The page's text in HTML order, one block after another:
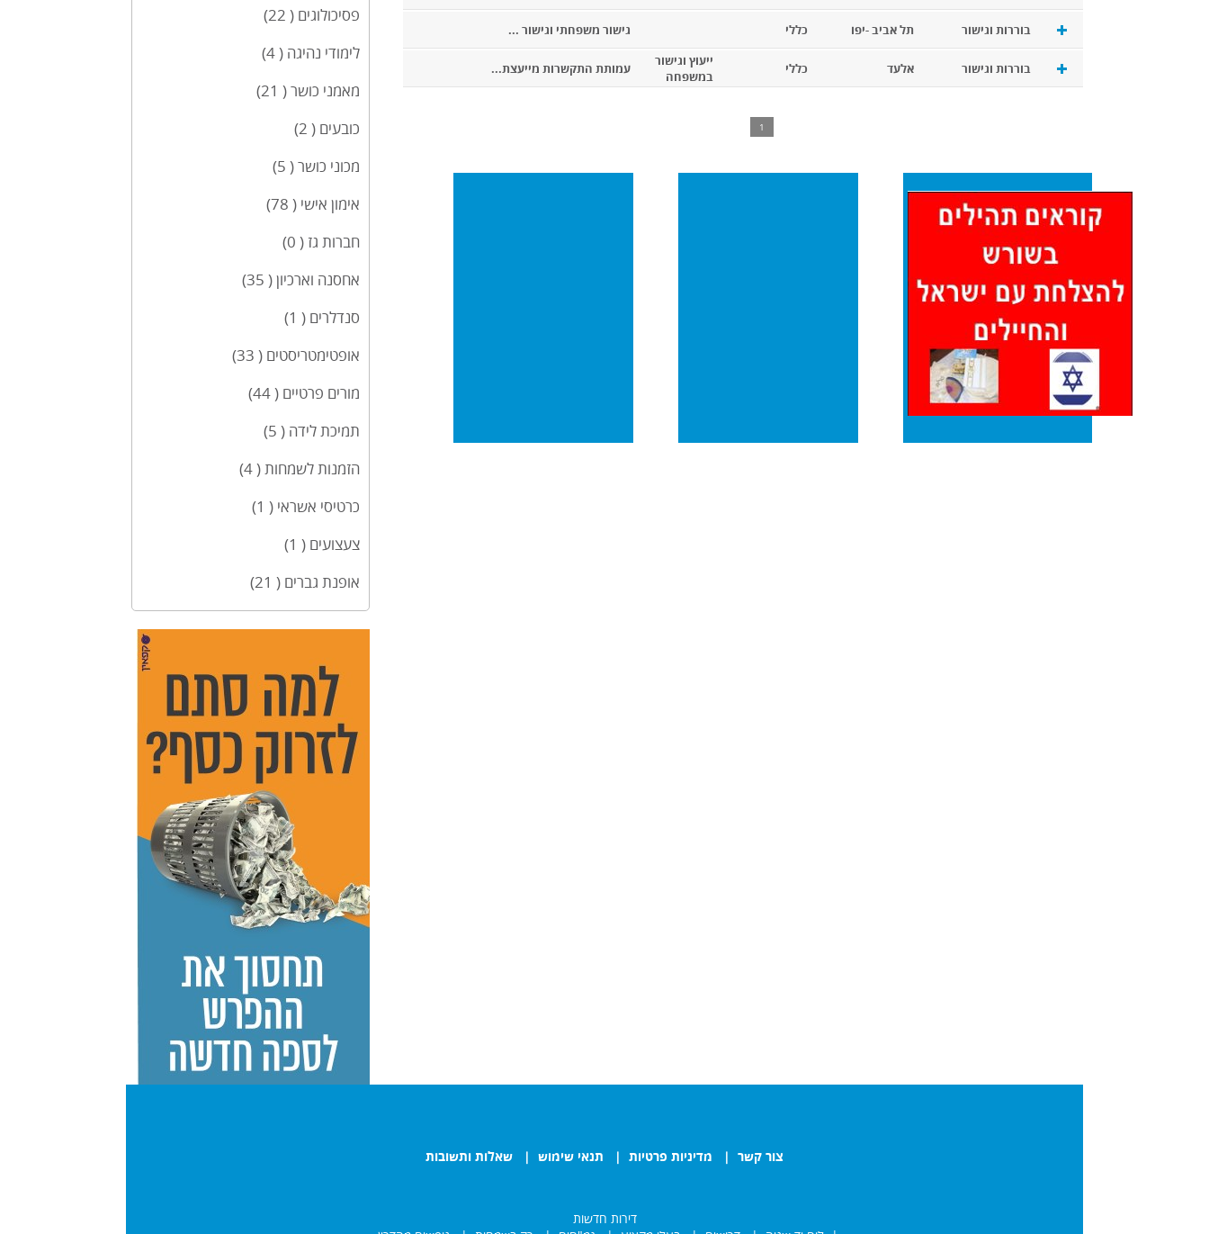
בוררות וגישור תל אביב -יפו כללי גישור משפחתי וגישור ...
בוררות וגישור אלעד כללי
ייעוץ וגישור
במשפחה
עמותת התקשרות מייעצת...
1
פסיכולוגים ( 22)
לימודי נהיגה ( 4)
מאמני כושר ( 21)
כובעים ( 2)
מכוני כושר ( 5)
אימון אישי ( 78)
חברות גז ( 0)
אחסנה וארכיון ( 35)
סנדלרים ( 1)
אופטימטריסטים ( 33)
מורים פרטיים ( 44)
תמיכת לידה ( 5)
הזמנות לשמחות ( 4)
כרטיסי אשראי ( 1)
צעצועים ( 1)
אופנת גברים ( 21)
צור קשר | מדיניות פרטיות | תנאי שימוש | שאלות ותשובות
דירות חדשות